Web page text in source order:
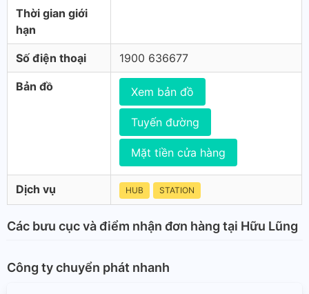
Thời gian giới
hạn
Số điện thoại 1900 636677
Bản đồ Xem bản đồ
Tuyến đường
Mặt tiền cửa hàng
Dịch vụ HUB STATION
Các bưu cục và điểm nhận đơn hàng tại Hữu Lũng
Công ty chuyển phát nhanh